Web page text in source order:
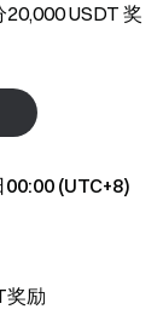
USDT 奖
(UTC+8)
奖励